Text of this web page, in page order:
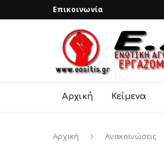
Επικοινωνία
Αρχική Κείμενα
Αρχική Ανακοινώσεις